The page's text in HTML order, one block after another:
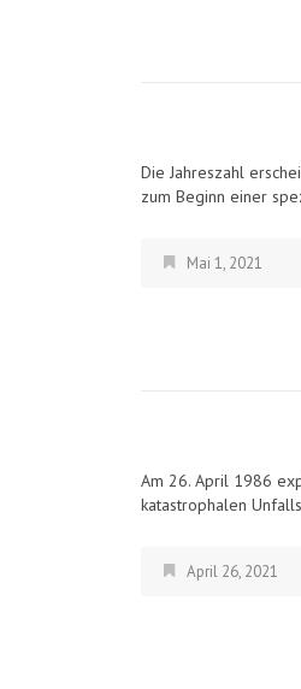
Die Jahreszahl
zum Beginn einer
Mai 1, 2021
Am 26. April 1986
katastrophalen
April 26, 2021